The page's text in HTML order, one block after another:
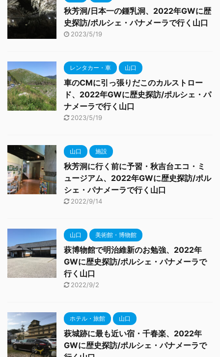
秋芳洞/日本一の鍾乳洞、2022年GWに歴
史探訪/ポルシェ・パナメーラで行く山口
2023/5/19
レンタカー・車 山口
車のCMに引っ張りだこのカルストロー
ド、2022年GWに歴史探訪/ポルシェ・パ
ナメーラで行く山口
2023/5/19
山口 施設
秋芳洞に行く前に予習・秋吉台エコ・ミ
ュージアム、2022年GWに歴史探訪/ポル
シェ・パナメーラで行く山口
2022/9/14
山口 美術館・博物館
萩博物館で明治維新のお勉強、2022年
GWに歴史探訪/ポルシェ・パナメーラで
行く山口
2022/9/2
ホテル・旅館 山口
萩城跡に最も近い宿・千春楽、2022年
GWに歴史探訪/ポルシェ・パナメーラで